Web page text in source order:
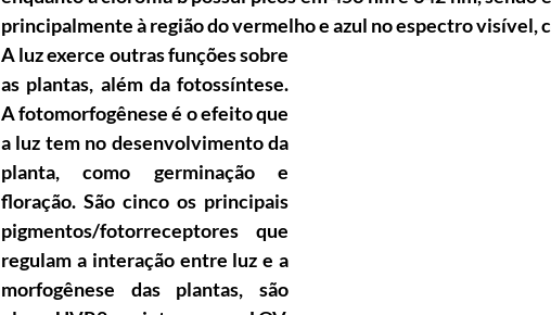
principalmente à região do vermelho e azul no espectro visível,
A luz exerce outras funções sobre
as plantas, além da fotossíntese.
A fotomorfogênese é o efeito que
a luz tem no desenvolvimento da
planta, como germinação e
floração. São cinco os principais
pigmentos/fotorreceptores que
regulam a interação entre luz e a
morfogênese das plantas, são